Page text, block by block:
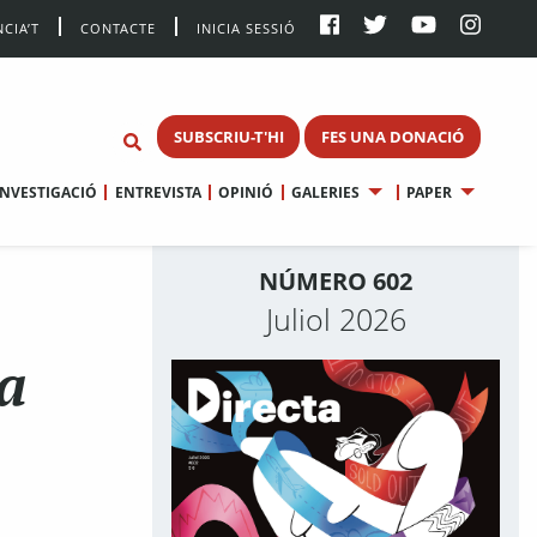
CONTACTE INICIA SESSIÓ
SUBSCRIU-T'HI FES UNA DONACIÓ
ENTREVISTA OPINIÓ GALERIES PAPER
NÚMERO 602
Juliol 2026